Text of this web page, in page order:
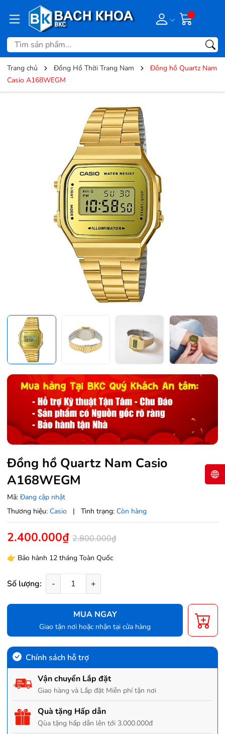
Trang chủ Đồng Hồ Thời Trang Nam
Đồng hồ Quartz Nam
Casio A168WEGM
Đồng hồ Quartz Nam Casio
A168WEGM
Mã: Đang cập nhật
Thương hiệu: Casio | Tình trạng: Còn hàng
2.400.000₫ 2.800.000₫
👉 Bảo hành 12 tháng Toàn Quốc
Số lượng: - +
MUA NGAY
Giao tận nơi hoặc nhận tại cửa hàng
Chính sách hỗ trợ
Vận chuyển Lắp đặt
Giao hàng và Lắp đặt Miễn phí tận nơi
Quà tặng Hấp dẫn
Qùa tặng hấp dẫn lên tới 3.000.000đ